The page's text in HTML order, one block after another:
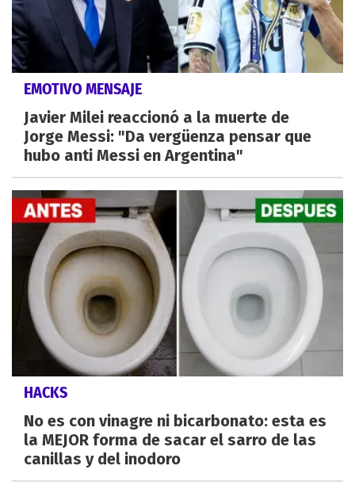
EMOTIVO MENSAJE
Javier Milei reaccionó a la muerte de
Jorge Messi: "Da vergüenza pensar que
hubo anti Messi en Argentina"
HACKS
No es con vinagre ni bicarbonato: esta es
la MEJOR forma de sacar el sarro de las
canillas y del inodoro